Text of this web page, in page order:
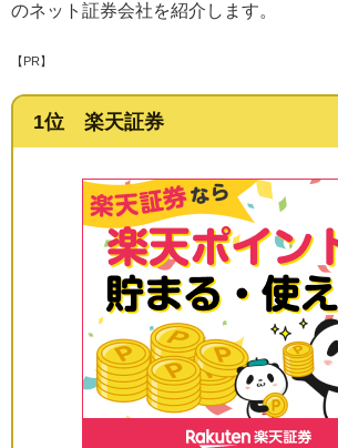
のネット証券会社を紹介します。
【PR】
1位 楽天証券